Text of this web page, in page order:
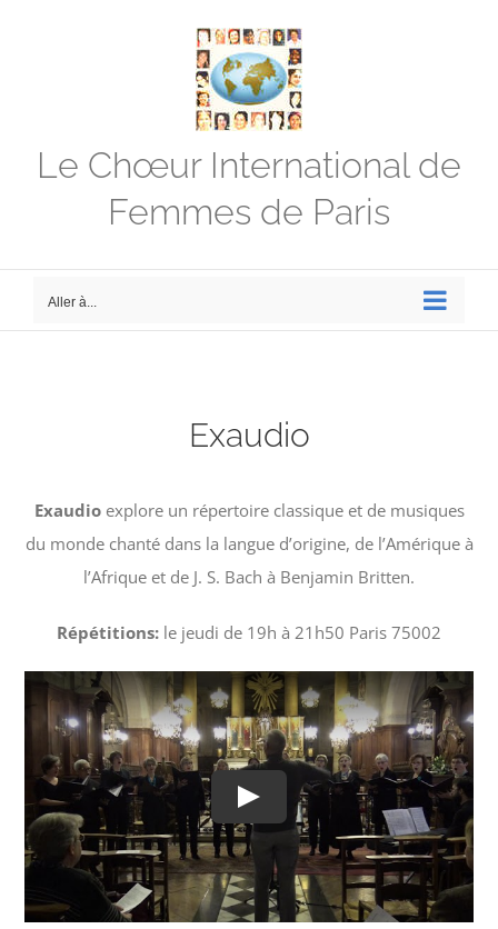
Le Chœur International de
Femmes de Paris
Aller à...
Exaudio
Exaudio explore un répertoire classique et de musiques
du monde chanté dans la langue d’origine, de l’Amérique à
l’Afrique et de J. S. Bach à Benjamin Britten.
Répétitions: le jeudi de 19h à 21h50 Paris 75002